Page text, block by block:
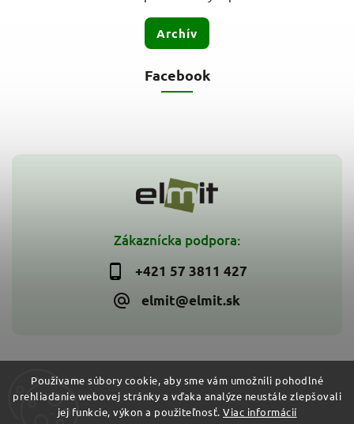
Používame súbory cookie, aby sme vám umožnili pohodlné
prehliadanie webovej stránky a vďaka analýze neustále zlepšovali
jej funkcie, výkon a použiteľnosť. Viac informácií
Zákaznícka podpora:
+421 57 3811 427
elmit@elmit.sk
Archív
Facebook
Copyright 2026ELMIT - Elektroinštalačný materiál, svietidlá.
Všetky práva vyhradené.